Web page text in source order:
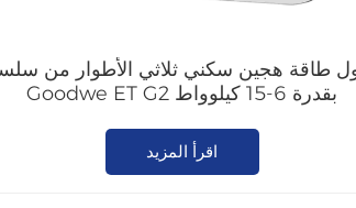
طاقة هجين سكني ثلاثي الأطوار من
Goodwe ET G2 بقدرة 6-15 كيلوواط
اقرأ المزيد